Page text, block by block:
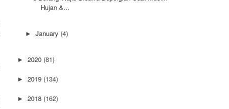
Hujan &...
► January (4)
► 2020 (81)
► 2019 (134)
► 2018 (162)